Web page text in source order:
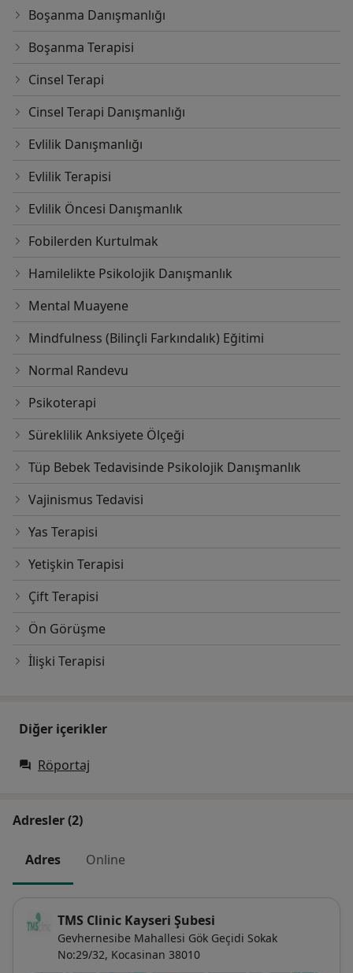
Boşanma Danışmanlığı
Boşanma Terapisi
Cinsel Terapi
Cinsel Terapi Danışmanlığı
Evlilik Danışmanlığı
Evlilik Terapisi
Evlilik Öncesi Danışmanlık
Fobilerden Kurtulmak
Hamilelikte Psikolojik Danışmanlık
Mental Muayene
Mindfulness (Bilinçli Farkındalık) Eğitimi
Normal Randevu
Psikoterapi
Süreklilik Anksiyete Ölçeği
Tüp Bebek Tedavisinde Psikolojik Danışmanlık
Vajinismus Tedavisi
Yas Terapisi
Yetişkin Terapisi
Çift Terapisi
Ön Görüşme
İlişki Terapisi
Diğer içerikler
Röportaj
Adresler (2)
Adres Online
TMS Clinic Kayseri Şubesi
Gevhernesibe Mahallesi Gök Geçidi Sokak
No:29/32, Kocasinan 38010